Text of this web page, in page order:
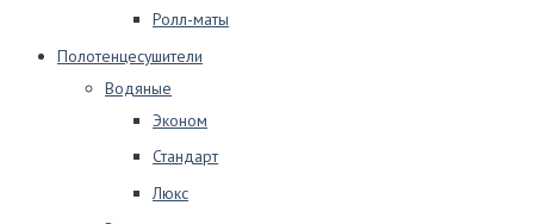
Ролл-маты
Полотенцесушители
Водяные
Эконом
Стандарт
Люкс